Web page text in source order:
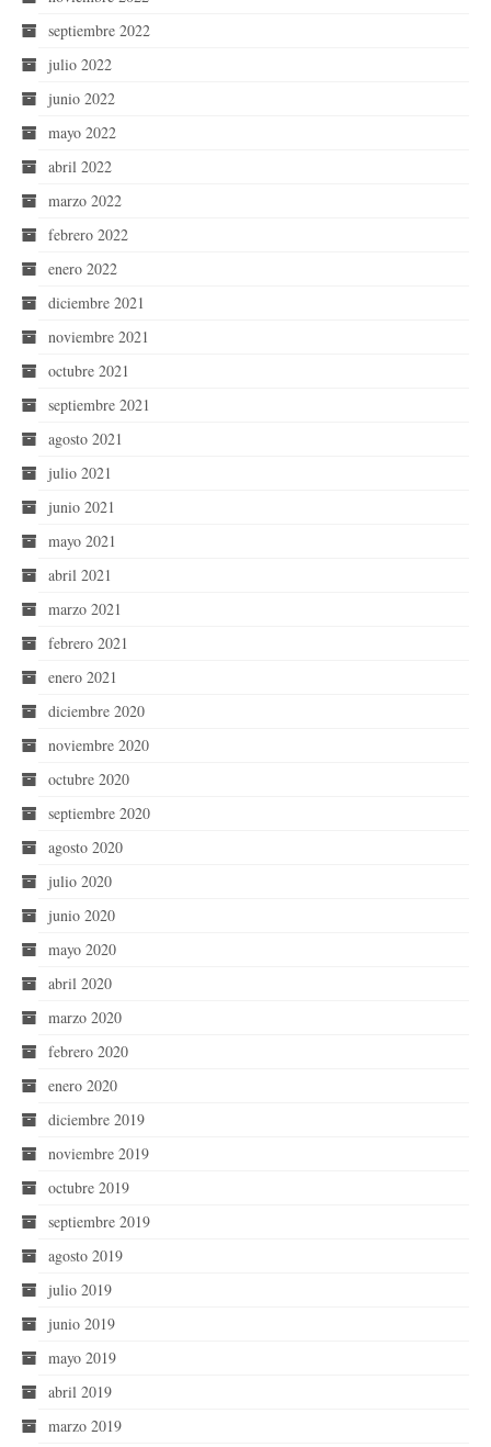
septiembre 2022
julio 2022
junio 2022
mayo 2022
abril 2022
marzo 2022
febrero 2022
enero 2022
diciembre 2021
noviembre 2021
octubre 2021
septiembre 2021
agosto 2021
julio 2021
junio 2021
mayo 2021
abril 2021
marzo 2021
febrero 2021
enero 2021
diciembre 2020
noviembre 2020
octubre 2020
septiembre 2020
agosto 2020
julio 2020
junio 2020
mayo 2020
abril 2020
marzo 2020
febrero 2020
enero 2020
diciembre 2019
noviembre 2019
octubre 2019
septiembre 2019
agosto 2019
julio 2019
junio 2019
mayo 2019
abril 2019
marzo 2019